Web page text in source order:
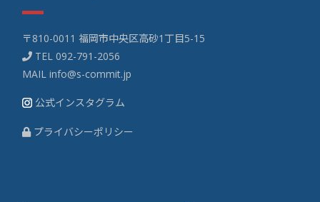
〒810-0011 福岡市中央区高砂1丁目5-15
TEL092-791-2056
MAILinfo@s-commit.jp
公式インスタグラム
プライバシーポリシー